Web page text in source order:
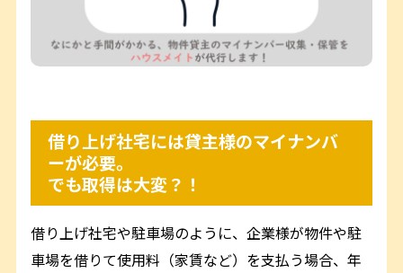
借り上げ社宅には貸主様のマイナンバ
ーが必要。
でも取得は大変？！
借り上げ社宅や駐車場のように、企業様が物件や駐
車場を借りて使用料（家賃など）を支払う場合、年